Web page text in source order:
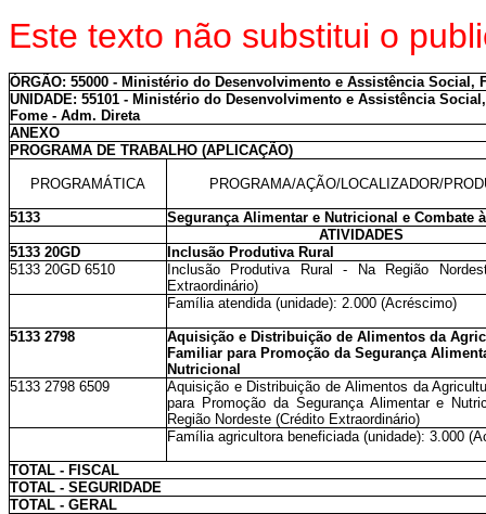
Este texto não substitui o
ÓRGÃO: 55000 - Ministério do Desenvolvimento e Assistência Social,
UNIDADE: 55101 - Ministério do Desenvolvimento e Assistência
Fome - Adm. Direta
ANEXO
PROGRAMA DE TRABALHO (APLICAÇÃO)
PROGRAMÁTICA PROGRAMA/AÇÃO/LOCALIZADOR/
5133
Segurança Alimentar e Nutricional e Combate
ATIVIDADES
5133 20GD
Inclusão Produtiva Rural
5133 20GD 6510
Inclusão Produtiva Rural - Na Região
Extraordinário)
Família atendida (unidade): 2.000 (Acréscimo)
5133 2798
Aquisição e Distribuição de Alimentos da
Familiar para Promoção da Segurança
Nutricional
5133 2798 6509
Aquisição e Distribuição de Alimentos da
para Promoção da Segurança Alimentar e
Região Nordeste (Crédito Extraordinário)
Família agricultora beneficiada (unidade): 3.000
TOTAL - FISCAL
TOTAL - SEGURIDADE
TOTAL - GERAL